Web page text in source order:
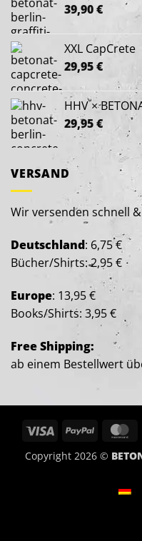
39,90€
XXL CapCrete
29,95€
HHV ×
29,95€
VERSAND
Wir versenden schnell
Deutschland: 6,75 €
Bücher/Shirts: 2,95 €
Europe: 13,95 €
Books/Shirts: 3,95 €
Free Shipping:
ab einem Bestellwert
Visa PayPal
Copyright 2026 ©